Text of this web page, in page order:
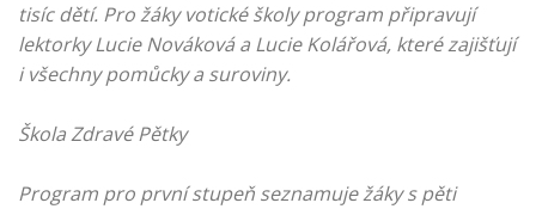
tisíc dětí. Pro žáky votické školy program připravují
lektorky Lucie Nováková a Lucie Kolářová, které zajišťují
i všechny pomůcky a suroviny.
Škola Zdravé Pětky
Program pro první stupeň seznamuje žáky s pěti